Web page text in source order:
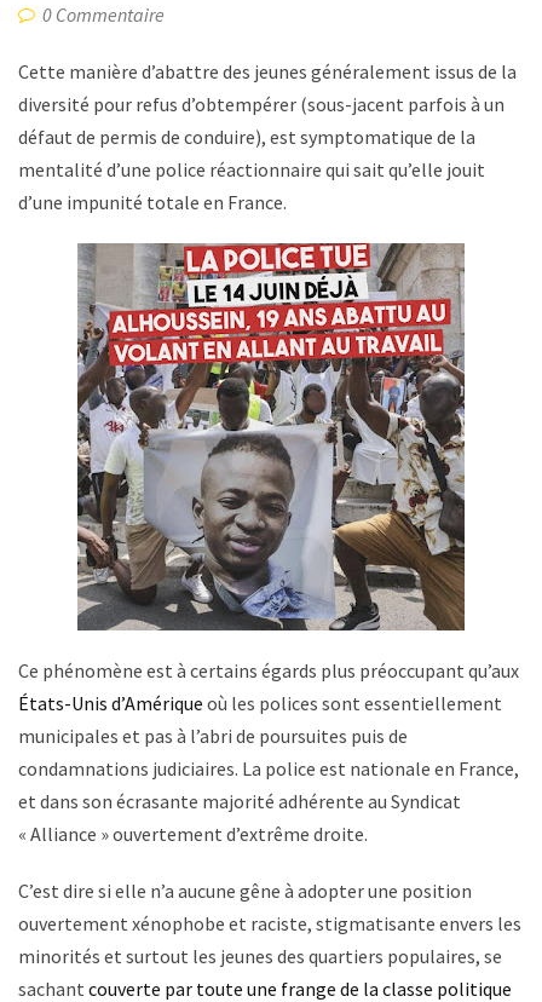
0 Commentaire
Cette manière d’abattre des jeunes généralement issus de la
diversité pour refus d’obtempérer (sous-jacent parfois à un
défaut de permis de conduire), est symptomatique de la
mentalité d’une police réactionnaire qui sait qu’elle jouit
d’une impunité totale en France.
Ce phénomène est à certains égards plus préoccupant qu’aux
États-Unis d’Amérique où les polices sont essentiellement
municipales et pas à l’abri de poursuites puis de
condamnations judiciaires. La police est nationale en France,
et dans son écrasante majorité adhérente au Syndicat
« Alliance » ouvertement d’extrême droite.
C’est dire si elle n’a aucune gêne à adopter une position
ouvertement xénophobe et raciste, stigmatisante envers les
minorités et surtout les jeunes des quartiers populaires, se
sachant couverte par toute une frange de la classe politique